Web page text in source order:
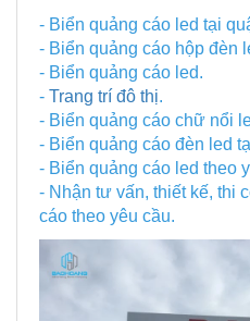
- Biển quảng cáo led tại
- Biển quảng cáo hộp đèn
- Biển quảng cáo led.
- Trang trí đô thị.
- Biển quảng cáo chữ nổi
- Biển quảng cáo đèn led
- Biển quảng cáo led theo
- Nhận tư vấn, thiết kế, thi
cáo theo yêu cầu.